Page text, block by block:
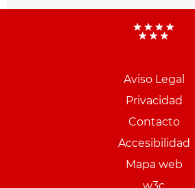
Aviso Legal
Privacidad
Contacto
Accesibilidad
Mapa web